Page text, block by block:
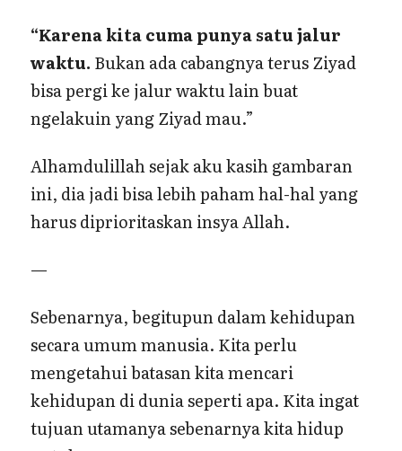
“Karena kita cuma punya satu jalur
waktu. Bukan ada cabangnya terus Ziyad
bisa pergi ke jalur waktu lain buat
ngelakuin yang Ziyad mau.”
Alhamdulillah sejak aku kasih gambaran
ini, dia jadi bisa lebih paham hal-hal yang
harus diprioritaskan insya Allah.
—
Sebenarnya, begitupun dalam kehidupan
secara umum manusia. Kita perlu
mengetahui batasan kita mencari
kehidupan di dunia seperti apa. Kita ingat
tujuan utamanya sebenarnya kita hidup